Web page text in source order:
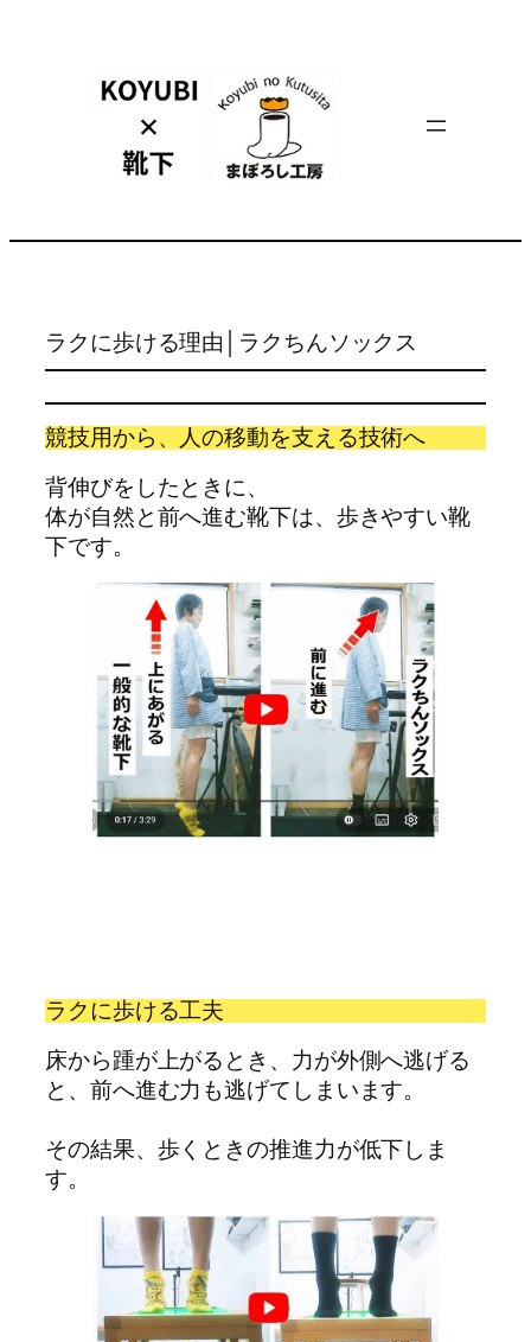
ラクに歩ける理由│ラクちんソックス
競技用から、人の移動を支える技術へ
背伸びをしたときに、
体が自然と前へ進む靴下は、歩きやすい靴
下です。
ラクに歩ける工夫
床から踵が上がるとき、力が外側へ逃げる
と、前へ進む力も逃げてしまいます。
その結果、歩くときの推進力が低下しま
す。